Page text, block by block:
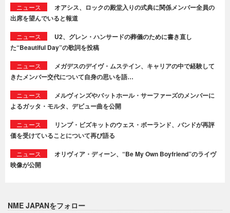
ニュース
オアシス、ロックの殿堂入りの式典に関係メンバー全員の
出席を望んでいると報道
ニュース
U2、グレン・ハンサードの葬儀のために書き直し
た“Beautiful Day”の歌詞を投稿
ニュース
メガデスのデイヴ・ムステイン、キャリアの中で経験して
きたメンバー交代について自身の思いを語…
ニュース
メルヴィンズやバットホール・サーファーズのメンバーに
よるガッタ・モルタ、デビュー曲を公開
ニュース
リンプ・ビズキットのウェス・ボーランド、バンドが再評
価を受けていることについて再び語る
ニュース
オリヴィア・ディーン、“Be My Own Boyfriend”のライヴ
映像が公開
NME JAPANをフォロー